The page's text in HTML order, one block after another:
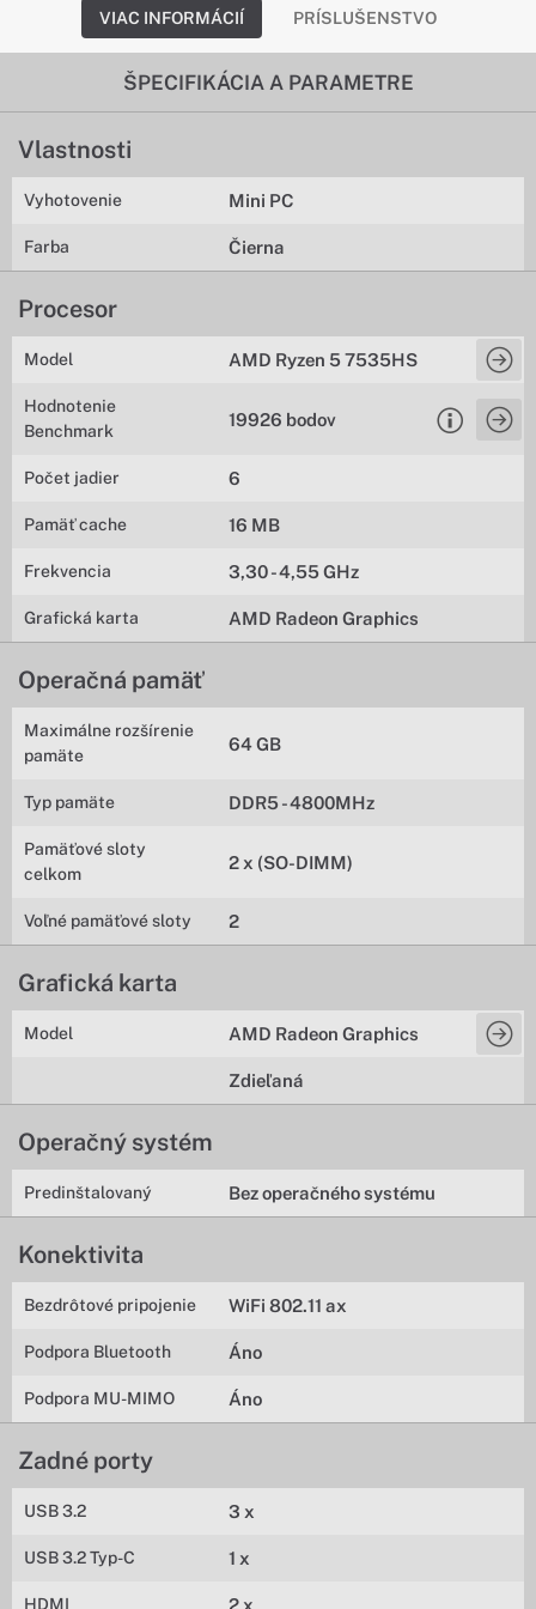
VIAC INFORMÁCIÍ PRÍSLUŠENSTVO
ŠPECIFIKÁCIA A PARAMETRE
Vlastnosti
Vyhotovenie Mini PC
Farba Čierna
Procesor
Model AMD Ryzen 5 7535HS
Hodnotenie
Benchmark
19926 bodov
Počet jadier 6
Pamäť cache 16 MB
Frekvencia 3,30 - 4,55 GHz
Grafická karta AMD Radeon Graphics
Operačná pamäť
Maximálne rozšírenie
pamäte
64 GB
Typ pamäte DDR5 - 4800MHz
Pamäťové sloty
celkom
2 x (SO-DIMM)
Voľné pamäťové sloty 2
Grafická karta
Model AMD Radeon Graphics
Zdieľaná
Operačný systém
Predinštalovaný Bez operačného systému
Konektivita
Bezdrôtové pripojenie WiFi 802.11 ax
Podpora Bluetooth Áno
Podpora MU-MIMO Áno
Zadné porty
USB 3.2 3 x
USB 3.2 Typ-C 1 x
HDMI 2 x